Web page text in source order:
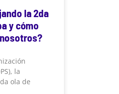
la 2da
y cómo
la
ola de